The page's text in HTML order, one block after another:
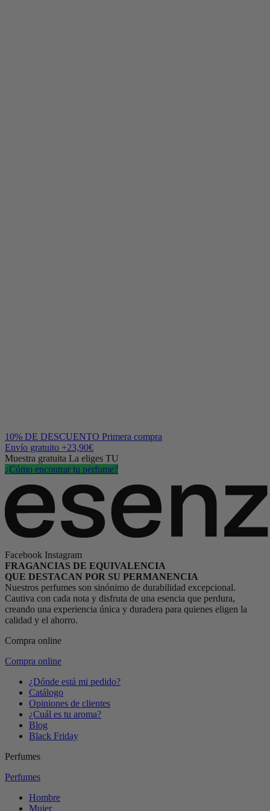
10% DE DESCUENTO Primera compra
Envío gratuito +23,90€
Muestra gratuita La eliges TU
¿Cómo encontrar tu perfume?
Facebook Instagram
FRAGANCIAS DE EQUIVALENCIA
QUE DESTACAN POR SU PERMANENCIA
Nuestros perfumes son sinónimo de durabilidad excepcional.
Cautiva con cada nota y disfruta de una esencia que perdura,
creando una experiencia única y duradera para quienes eligen la
calidad y el ahorro.
Compra online
Compra online
¿Dónde está mi pedido?
Catálogo
Opiniones de clientes
¿Cuál es tu aroma?
Blog
Black Friday
Perfumes
Perfumes
Hombre
Mujer